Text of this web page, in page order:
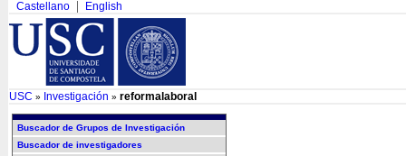
Castellano English
USC » Investigación » reformalaboral
Buscador de Grupos de Investigación
Buscador de investigadores